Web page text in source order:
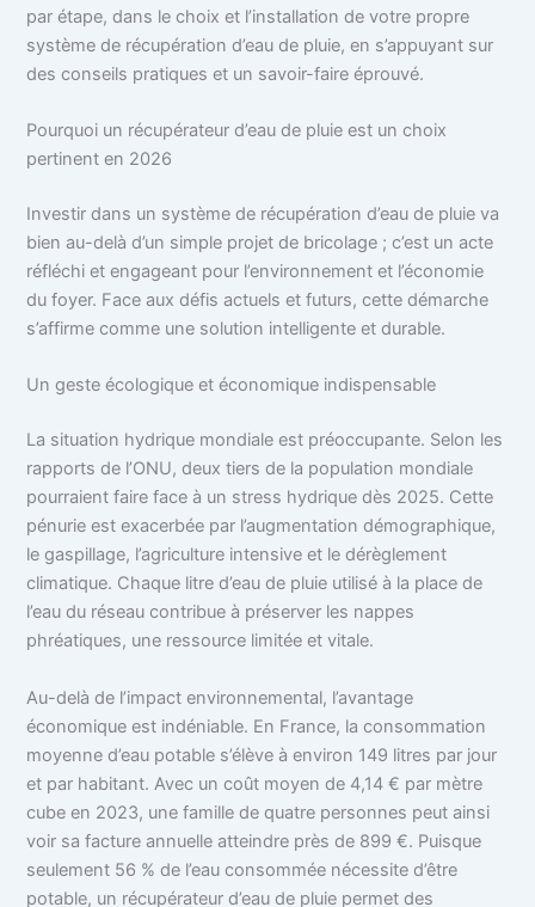
par étape, dans le choix et l’installation de votre propre
système de récupération d’eau de pluie, en s’appuyant sur
des conseils pratiques et un savoir-faire éprouvé.
Pourquoi un récupérateur d’eau de pluie est un choix
pertinent en 2026
Investir dans un système de récupération d’eau de pluie va
bien au-delà d’un simple projet de bricolage ; c’est un acte
réfléchi et engageant pour l’environnement et l’économie
du foyer. Face aux défis actuels et futurs, cette démarche
s’affirme comme une solution intelligente et durable.
Un geste écologique et économique indispensable
La situation hydrique mondiale est préoccupante. Selon les
rapports de l’ONU, deux tiers de la population mondiale
pourraient faire face à un stress hydrique dès 2025. Cette
pénurie est exacerbée par l’augmentation démographique,
le gaspillage, l’agriculture intensive et le dérèglement
climatique. Chaque litre d’eau de pluie utilisé à la place de
l’eau du réseau contribue à préserver les nappes
phréatiques, une ressource limitée et vitale.
Au-delà de l’impact environnemental, l’avantage
économique est indéniable. En France, la consommation
moyenne d’eau potable s’élève à environ 149 litres par jour
et par habitant. Avec un coût moyen de 4,14 € par mètre
cube en 2023, une famille de quatre personnes peut ainsi
voir sa facture annuelle atteindre près de 899 €. Puisque
seulement 56 % de l’eau consommée nécessite d’être
potable, un récupérateur d’eau de pluie permet des